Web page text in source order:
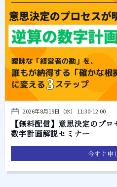
2026年8月19日（水） 11:30-12:00
【無料配信】意思決定のプ
数字計画解説セミナー
今すぐ申